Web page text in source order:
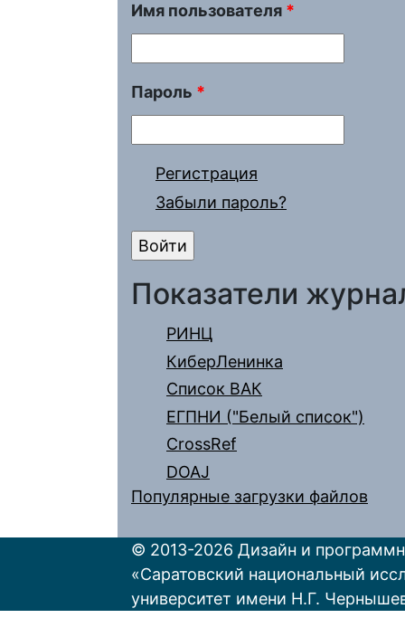
Имя пользователя *
Пароль *
Регистрация
Забыли пароль?
Показатели
РИНЦ
КиберЛенинка
Список ВАК
ЕГПНИ ("Белый список")
CrossRef
DOAJ
Популярные загрузки файлов
© 2013-2026 Дизайн и
«Саратовский национальный
университет имени Н.Г.